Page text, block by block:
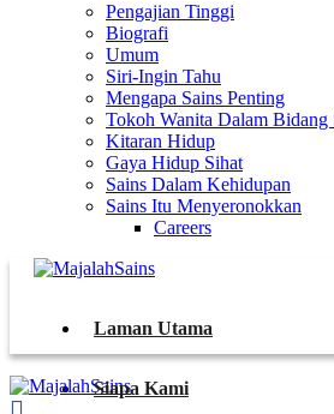
Pengajian Tinggi
Biografi
Umum
Siri-Ingin Tahu
Mengapa Sains Penting
Tokoh Wanita Dalam Bidang
Kitaran Hidup
Gaya Hidup Sihat
Sains Dalam Kehidupan
Sains Itu Menyeronokkan
Careers
Laman Utama
Siapa Kami